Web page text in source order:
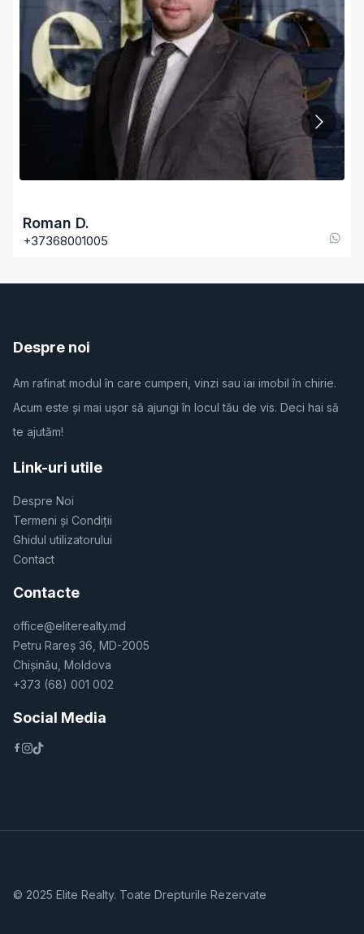
Roman D.
+37368001005
Despre noi
Am rafinat modul în care cumperi, vinzi sau iai imobil în chirie.
Acum este și mai ușor să ajungi în locul tău de vis. Deci hai să
te ajutăm!
Link-uri utile
Despre Noi
Termeni și Condiții
Ghidul utilizatorului
Contact
Contacte
office@eliterealty.md
Petru Rareș 36, MD-2005
Chișinău, Moldova
+373 (68) 001 002
Social Media
© 2025 Elite Realty. Toate Drepturile Rezervate